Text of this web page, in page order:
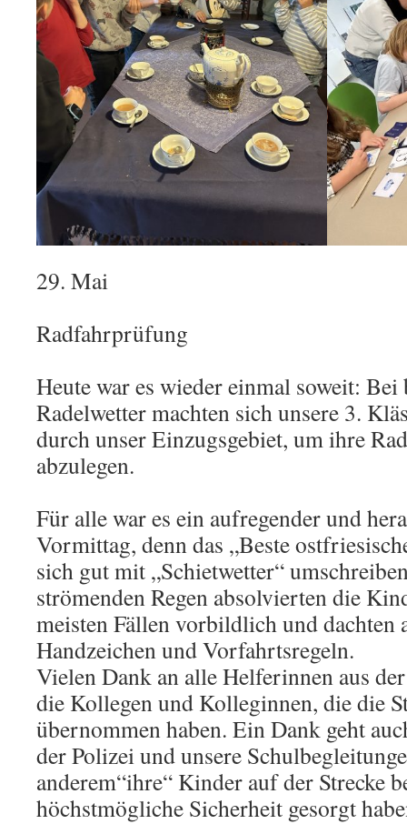
29. Mai
Radfahrprüfung
Heute war es wieder einmal soweit:
Radelwetter machten sich unsere 3.
durch unser Einzugsgebiet, um ihre
abzulegen.
Für alle war es ein aufregender und
Vormittag, denn das „Beste
sich gut mit „Schietwetter“
strömenden Regen absolvierten die
meisten Fällen vorbildlich und dachten
Handzeichen und Vorfahrtsregeln.
Vielen Dank an alle Helferinnen aus
die Kollegen und Kolleginnen, die die
übernommen haben. Ein Dank geht
der Polizei und unsere
anderem“ihre“ Kinder auf der Strecke
höchstmögliche Sicherheit gesorgt